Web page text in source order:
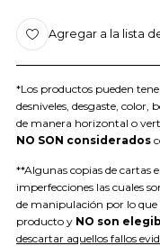
Agregar a la lista
*Los productos pueden
desniveles, desgaste, color,
de manera horizontal o
NO SON considerados
**Algunas copias de cartas
imperfecciones las cuales
de manipulación por lo que
producto y NO son
descartar aquellos fallos